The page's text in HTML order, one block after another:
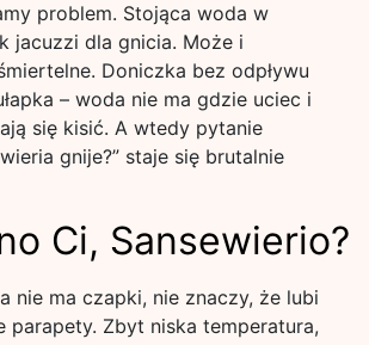
problem. Stojąca woda w
jacuzzi dla gnicia. Może i
Doniczka bez odpływu
– woda nie ma gdzie uciec i
się kisić. A wtedy pytanie
gnije?” staje się brutalnie
Ci, Sansewierio?
nie ma czapki, nie znaczy, że lubi
parapety. Zbyt niska temperatura,